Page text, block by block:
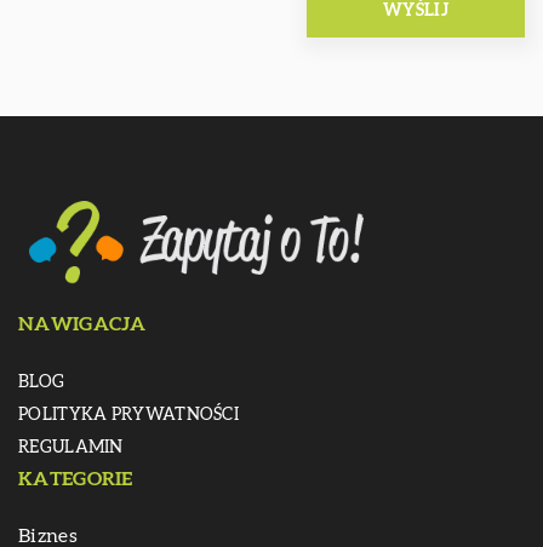
NAWIGACJA
BLOG
POLITYKA PRYWATNOŚCI
REGULAMIN
KATEGORIE
Biznes